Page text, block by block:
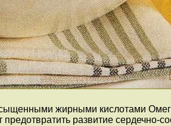
жирными кислотами
развитие сердечно-